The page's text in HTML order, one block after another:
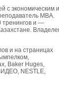
с экономическим и
МВА.
тренингов и —
и на страницах
Baker Huges,
NESTLE,